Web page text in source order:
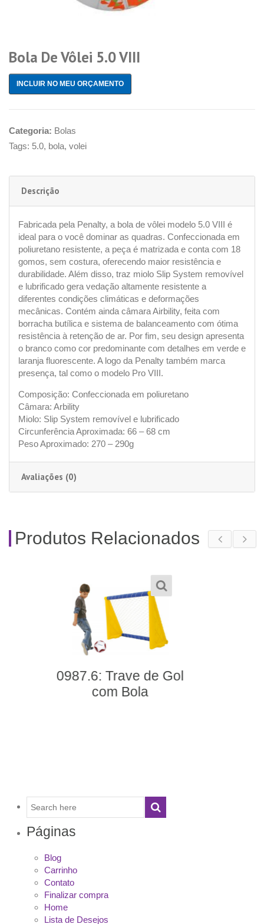
Bola De Vôlei 5.0 VIII
INCLUIR NO MEU ORÇAMENTO
Categoria: Bolas
Tags: 5.0, bola, volei
Descrição
Fabricada pela Penalty, a bola de vôlei modelo 5.0 VIII é
ideal para o você dominar as quadras. Confeccionada em
poliuretano resistente, a peça é matrizada e conta com 18
gomos, sem costura, oferecendo maior resistência e
durabilidade. Além disso, traz miolo Slip System removível
e lubrificado gera vedação altamente resistente a
diferentes condições climáticas e deformações
mecânicas. Contém ainda câmara Airbility, feita com
borracha butílica e sistema de balanceamento com ótima
resistência à retenção de ar. Por fim, seu design apresenta
o branco como cor predominante com detalhes em verde e
laranja fluorescente. A logo da Penalty também marca
presença, tal como o modelo Pro VIII.
Composição: Confeccionada em poliuretano
Câmara: Arbility
Miolo: Slip System removível e lubrificado
Circunferência Aproximada: 66 – 68 cm
Peso Aproximado: 270 – 290g
Avaliações (0)
Produtos Relacionados
Bola de Vôlei 7.0 Pró
Páginas
Blog
Carrinho
Contato
Finalizar compra
Home
Lista de Desejos